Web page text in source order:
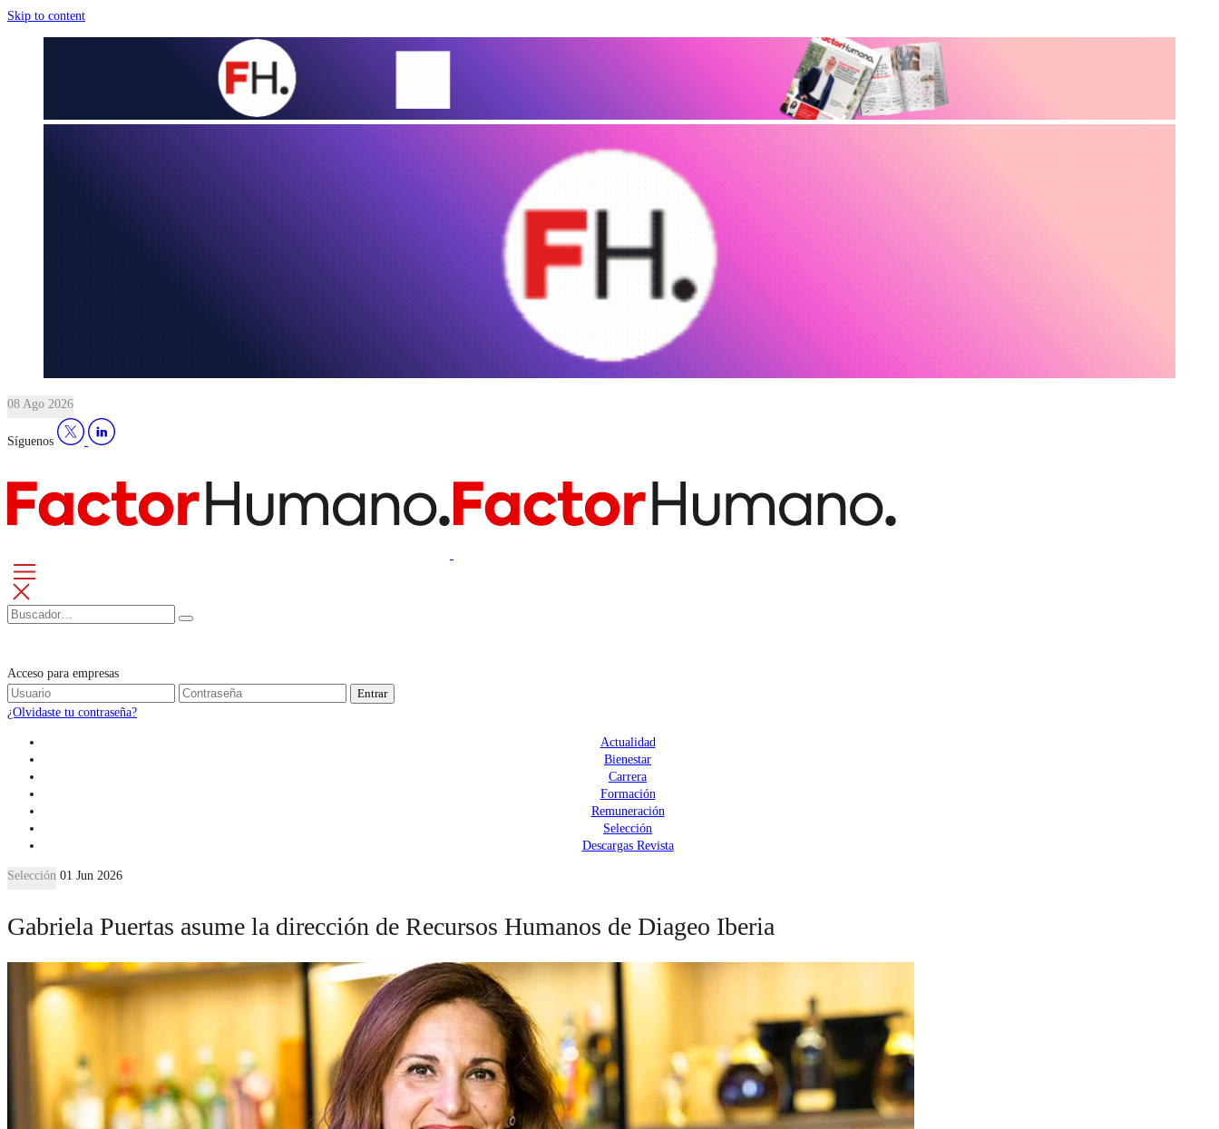
Skip to content
08 Ago 2026
Síguenos
Acceso para empresas
Entrar
¿Olvidaste tu contraseña?
Actualidad
Bienestar
Carrera
Formación
Remuneración
Selección
Descargas Revista
Selección 01 Jun 2026
Gabriela Puertas asume la dirección de Recursos Humanos de Diageo Iberia